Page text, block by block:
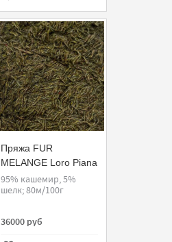
Пряжа FUR
MELANGE Loro Piana
95% кашемир, 5%
шелк; 80м/100г
36000 руб